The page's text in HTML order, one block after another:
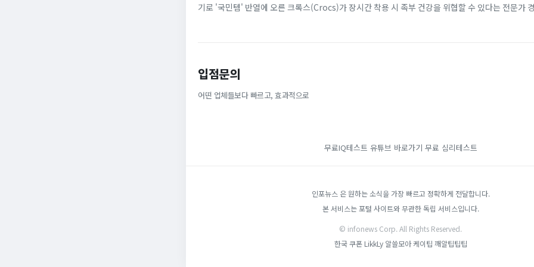
기로 '국민템' 반열에 오른 크록스(Crocs)가 장시간 착용 시 족부 건강을 위협할 수 있다는 전문가 경
입점문의
어떤 업체들보다 빠르고, 효과적으로
무료IQ테스트 유튜브 바로가기 무료 심리테스트
인포뉴스 은 원하는 소식을 가장 빠르고 정확하게 전달합니다.
본 서비스는 포털 사이트와 무관한 독립 서비스입니다.
© infonews Corp. All Rights Reserved.
한국 쿠폰 LikkLy 알쓸모아 케이팁 깨알팁팁팁